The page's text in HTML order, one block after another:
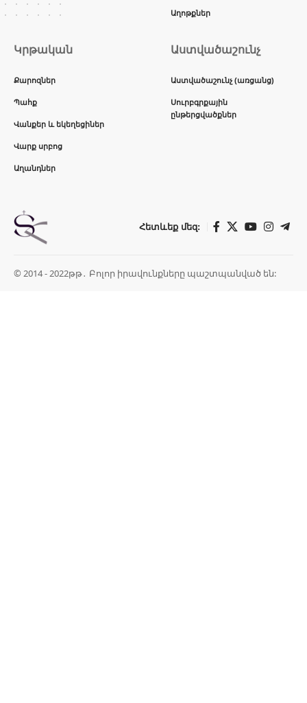
Աղոթքներ
Կրթական
Քարոզներ
Պահք
Վանքեր և եկեղեցիներ
Վարք սրբոց
Աղանդներ
Աստվածաշունչ
Աստվածաշունչ (առցանց)
Սուրբգրքային
ընթերցվածքներ
Հետևեք մեզ:
© 2014 - 2022թթ․ Բոլոր իրավունքները պաշտպանված են: